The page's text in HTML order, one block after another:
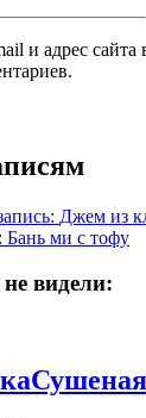
и адрес сайта
Джем из
Бань ми с тофу
видели: